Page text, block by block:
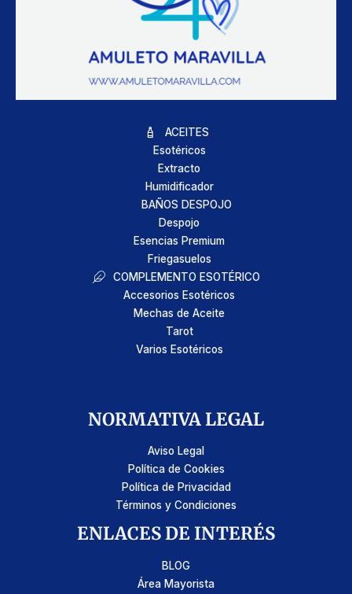
ACEITES
Esotéricos
Extracto
Humidificador
BAÑOS DESPOJO
Despojo
Esencias Premium
Friegasuelos
COMPLEMENTO ESOTÉRICO
Accesorios Esotéricos
Mechas de Aceite
Tarot
Varios Esotéricos
NORMATIVA LEGAL
Aviso Legal
Política de Cookies
Política de Privacidad
Términos y Condiciones
ENLACES DE INTERÉS
BLOG
Área Mayorista